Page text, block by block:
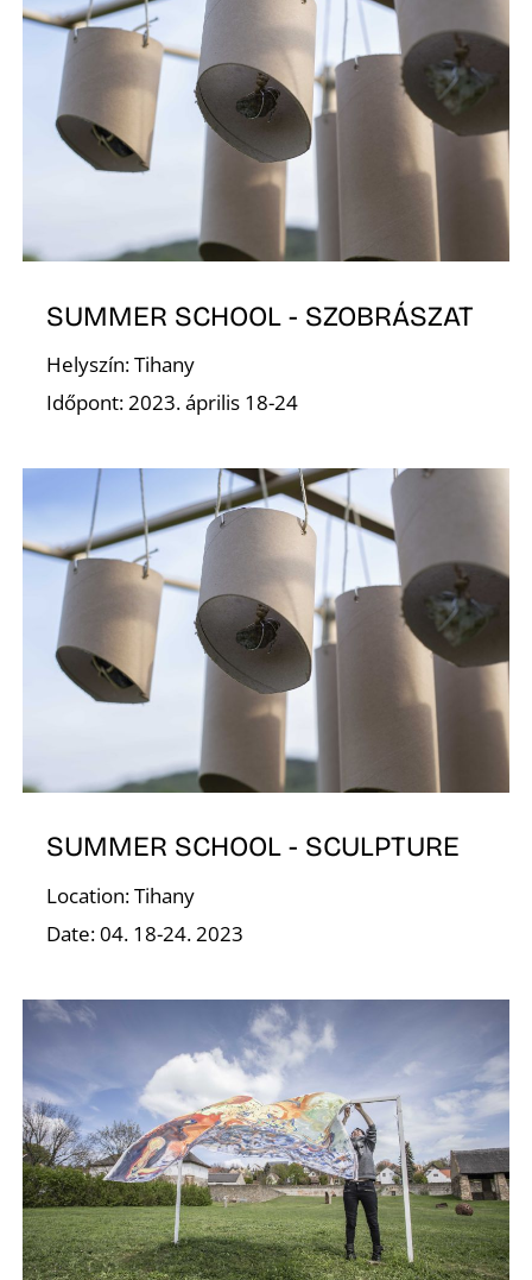
SUMMER SCHOOL - SZOBRÁSZAT
Helyszín: Tihany
Időpont: 2023. április 18-24
SUMMER SCHOOL - SCULPTURE
Location: Tihany
Date: 04. 18-24. 2023